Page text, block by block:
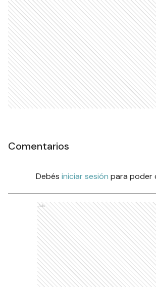
Comentarios
Debés iniciar sesión para poder
Ads